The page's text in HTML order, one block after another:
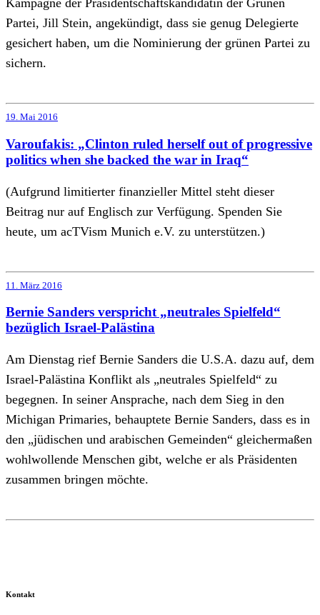
Kampagne der Präsidentschaftskandidatin der Grünen
Partei, Jill Stein, angekündigt, dass sie genug Delegierte
gesichert haben, um die Nominierung der grünen Partei zu
sichern.
19. Mai 2016
Varoufakis: „Clinton ruled herself out of progressive
politics when she backed the war in Iraq“
(Aufgrund limitierter finanzieller Mittel steht dieser
Beitrag nur auf Englisch zur Verfügung. Spenden Sie
heute, um acTVism Munich e.V. zu unterstützen.)
11. März 2016
Bernie Sanders verspricht „neutrales Spielfeld“
bezüglich Israel-Palästina
Am Dienstag rief Bernie Sanders die U.S.A. dazu auf, dem
Israel-Palästina Konflikt als „neutrales Spielfeld“ zu
begegnen. In seiner Ansprache, nach dem Sieg in den
Michigan Primaries, behauptete Bernie Sanders, dass es in
den „jüdischen und arabischen Gemeinden“ gleichermaßen
wohlwollende Menschen gibt, welche er als Präsidenten
zusammen bringen möchte.
Kontakt